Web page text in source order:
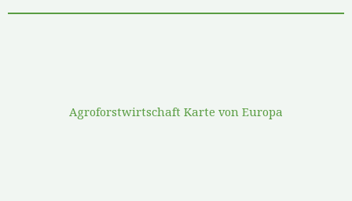
Agroforstwirtschaft Karte von Europa